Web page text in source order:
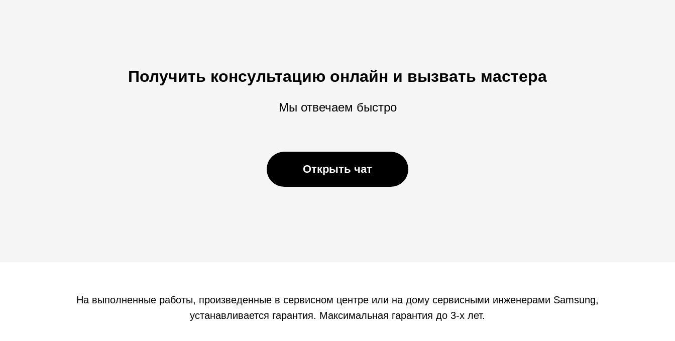
Получить консультацию онлайн и вызвать мастера
Мы отвечаем быстро
Открыть чат
На выполненные работы, произведенные в сервисном центре или на дому сервисными инженерами Samsung,
устанавливается гарантия. Максимальная гарантия до 3-х лет.